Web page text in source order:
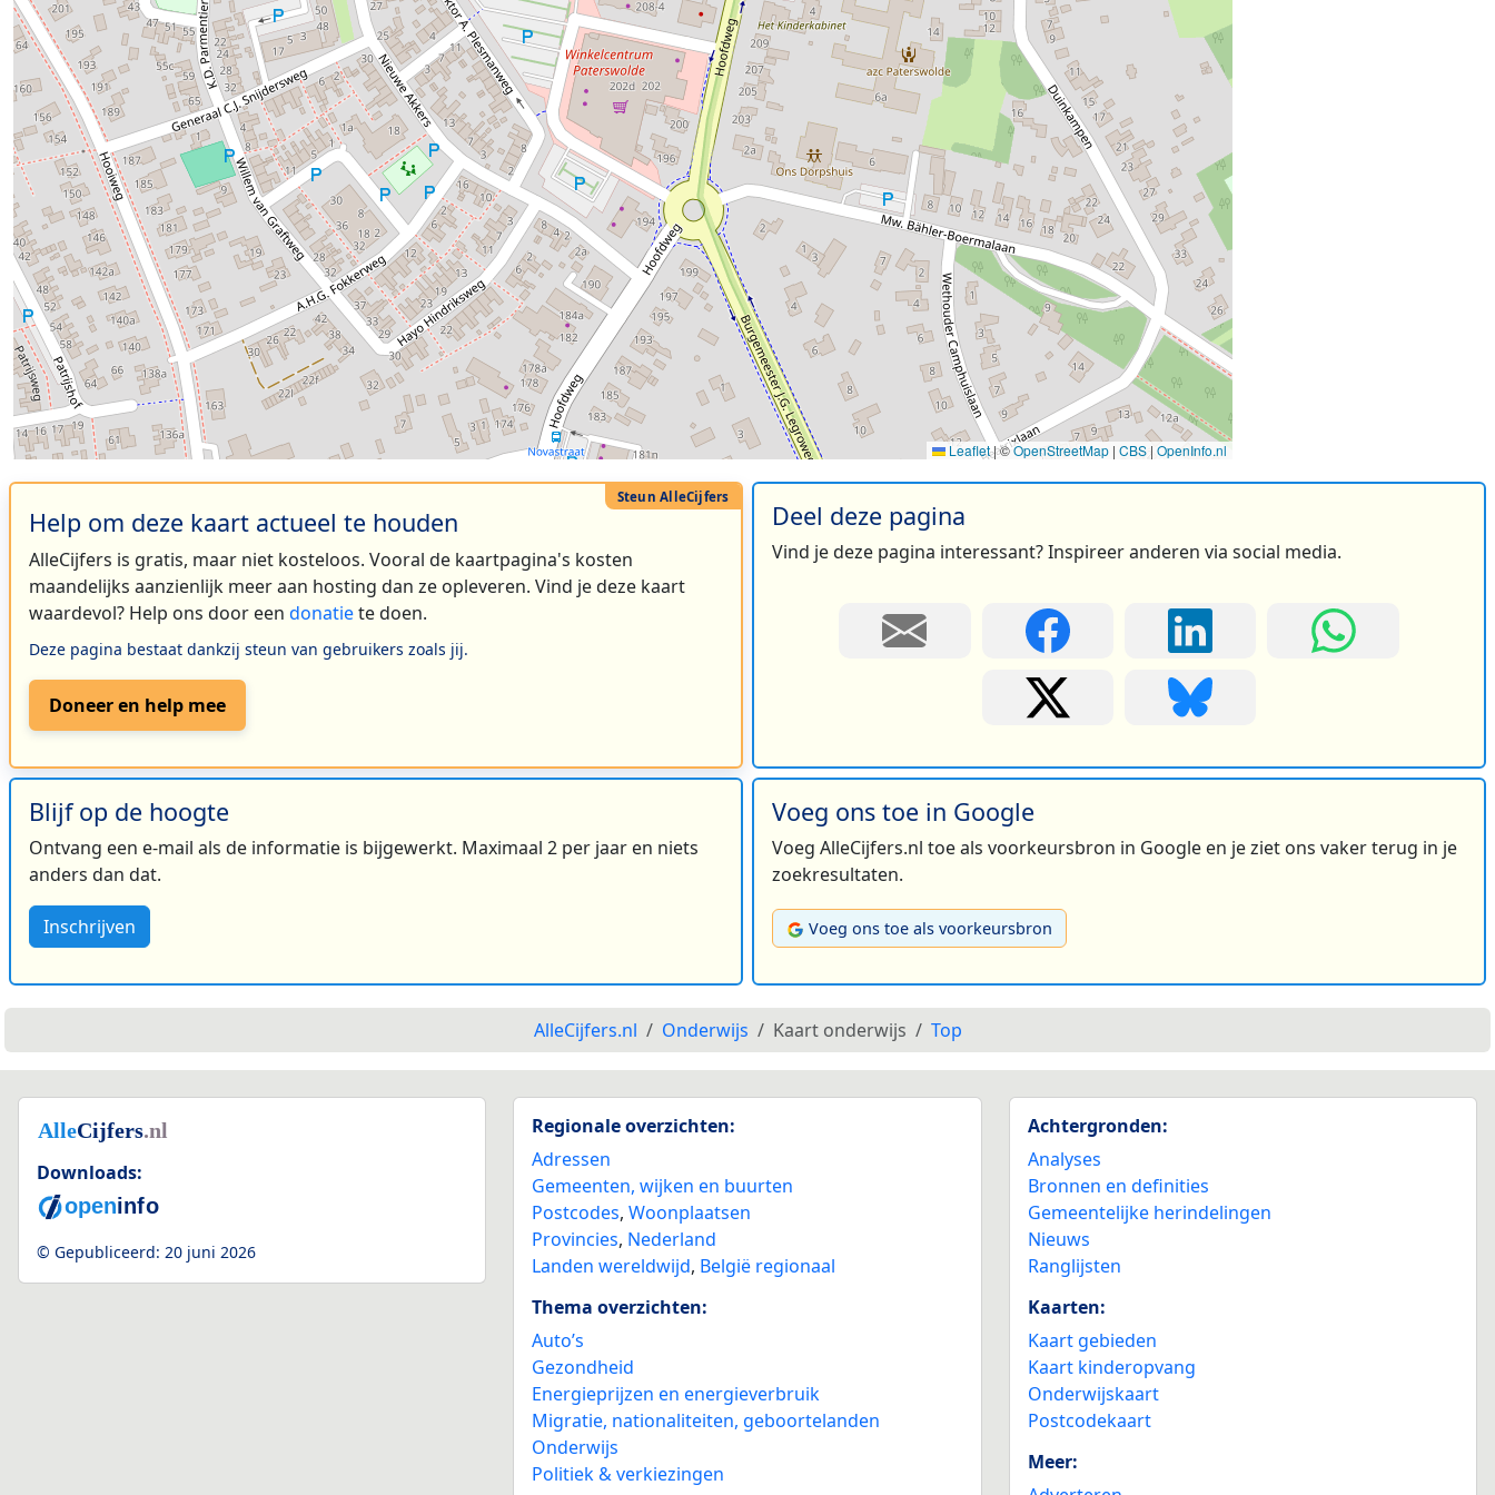
Leaflet|©OpenStreetMap | CBS | OpenInfo.nl
Help om deze kaart actueel te houden
AlleCijfers is gratis, maar niet kosteloos. Vooral de kaartpagina's kosten
maandelijks aanzienlijk meer aan hosting dan ze opleveren. Vind je deze kaart
waardevol? Help ons door een donatiete doen.
Deze pagina bestaat dankzij steun van gebruikers zoals jij.
Doneer en help mee
Deel deze pagina
Vind je deze pagina interessant? Inspireer anderen via social media.
Blijf op de hoogte
Ontvang een e-mail als de informatie is bijgewerkt. Maximaal 2 per jaar en niets
anders dan dat.
Inschrijven
Voeg ons toe in Google
Voeg AlleCijfers.nl toe als voorkeursbron in Google en je ziet ons vaker terug in je
zoekresultaten.
Voeg ons toe als voorkeursbron
AlleCijfers.nl Onderwijs Kaart onderwijs Top
Downloads:
© Gepubliceerd: 20 juni 2026
Regionale overzichten:
Adressen
Gemeenten, wijken en buurten
Postcodes,Woonplaatsen
Provincies, Nederland
Landen wereldwijd, België regionaal
Thema overzichten:
Auto’s
Gezondheid
Energieprijzen en energieverbruik
Migratie, nationaliteiten, geboortelanden
Onderwijs
Politiek & verkiezingen
Achtergronden:
Analyses
Bronnen en definities
Gemeentelijke herindelingen
Nieuws
Ranglijsten
Kaarten:
Kaart gebieden
Kaart kinderopvang
Onderwijskaart
Postcodekaart
Meer: